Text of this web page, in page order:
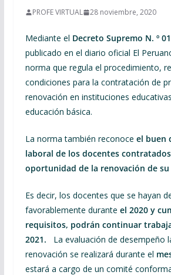
PROFE VIRTUAL 28 noviembre, 2020
Mediante el Decreto Supremo N. º
publicado en el diario oficial El
norma que regula el procedimiento,
condiciones para la contratación de
renovación en instituciones
educación básica.
La norma también reconoce el buen
laboral de los docentes
oportunidad de la renovación de
Es decir, los docentes que se hayan
favorablemente durante el 2020 y
requisitos, podrán continuar
2021. La evaluación de desempeño
renovación se realizará durante el
estará a cargo de un comité